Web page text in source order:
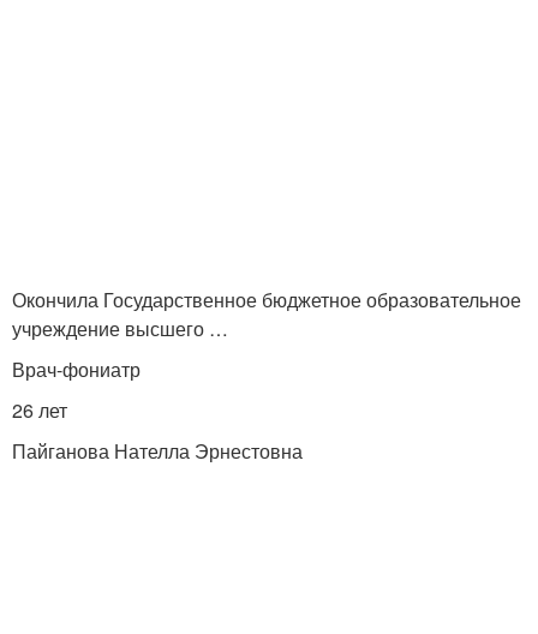
Окончила Государственное бюджетное образовательное
учреждение высшего …
Врач-фониатр
26 лет
Пайганова Нателла Эрнестовна